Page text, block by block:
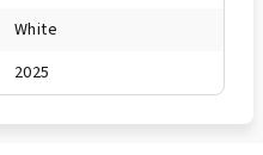
White
2025